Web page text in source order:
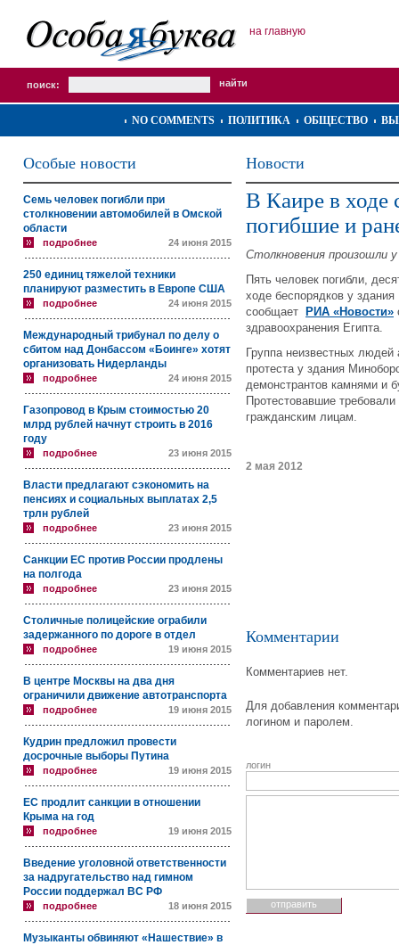
на главную
поиск:
NO COMMENTS ПОЛИТИКА ОБЩЕСТВО
Особые новости
Семь человек погибли при
столкновении автомобилей в Омской
области
подробнее 24 июня 2015
250 единиц тяжелой техники
планируют разместить в Европе США
подробнее 24 июня 2015
Международный трибунал по делу о
сбитом над Донбассом «Боинге» хотят
организовать Нидерланды
подробнее 24 июня 2015
Газопровод в Крым стоимостью 20
млрд рублей начнут строить в 2016
году
подробнее 23 июня 2015
Власти предлагают сэкономить на
пенсиях и социальных выплатах 2,5
трлн рублей
подробнее 23 июня 2015
Санкции ЕС против России продлены
на полгода
подробнее 23 июня 2015
Столичные полицейские ограбили
задержанного по дороге в отдел
подробнее 19 июня 2015
В центре Москвы на два дня
ограничили движение автотранспорта
подробнее 19 июня 2015
Кудрин предложил провести
досрочные выборы Путина
подробнее 19 июня 2015
ЕС продлит санкции в отношении
Крыма на год
подробнее 19 июня 2015
Введение уголовной ответственности
за надругательство над гимном
России поддержал ВС РФ
подробнее 18 июня 2015
Музыканты обвиняют «Нашествие» в
Новости
В Каире в ходе
погибшие и
Столкновения произошли
Пять человек погибли,
ходе беспорядков у
сообщает
РИА «Новости»
здравоохранения Египта.
Группа неизвестных людей
протеста у здания
демонстрантов камнями и
Протестовавшие
гражданским лицам.
2 мая 2012
Комментарии
Комментариев нет.
Для добавления
логином и паролем.
логин